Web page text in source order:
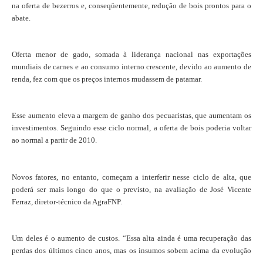
na oferta de bezerros e, conseqüentemente, redução de bois prontos para o
abate.
Oferta menor de gado, somada à liderança nacional nas exportações
mundiais de carnes e ao consumo interno crescente, devido ao aumento de
renda, fez com que os preços internos mudassem de patamar.
Esse aumento eleva a margem de ganho dos pecuaristas, que aumentam os
investimentos. Seguindo esse ciclo normal, a oferta de bois poderia voltar
ao normal a partir de 2010.
Novos fatores, no entanto, começam a interferir nesse ciclo de alta, que
poderá ser mais longo do que o previsto, na avaliação de José Vicente
Ferraz, diretor-técnico da AgraFNP.
Um deles é o aumento de custos. “Essa alta ainda é uma recuperação das
perdas dos últimos cinco anos, mas os insumos sobem acima da evolução